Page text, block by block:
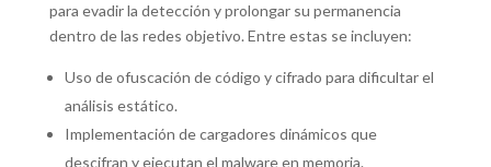
para evadir la detección y prolongar su permanencia
dentro de las redes objetivo. Entre estas se incluyen:
Uso de ofuscación de código y cifrado para dificultar el
análisis estático.
Implementación de cargadores dinámicos que
descifran y ejecutan el malware en memoria.